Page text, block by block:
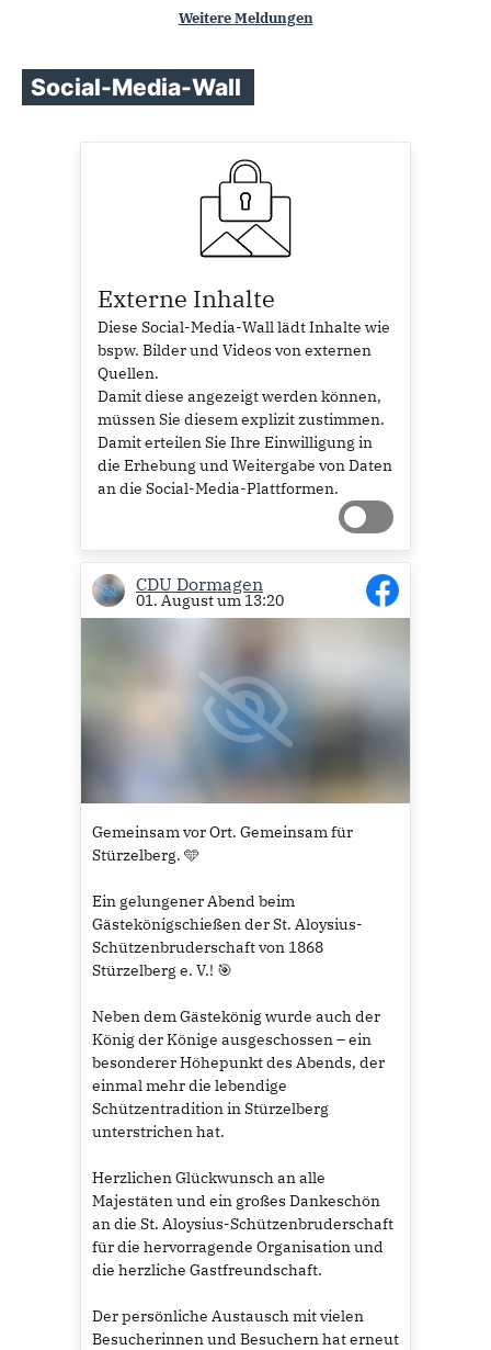
Weitere Meldungen
Social-Media-Wall
Externe Inhalte
Diese Social-Media-Wall lädt Inhalte wie
bspw. Bilder und Videos von externen
Quellen.
Damit diese angezeigt werden können,
müssen Sie diesem explizit zustimmen.
Damit erteilen Sie Ihre Einwilligung in
die Erhebung und Weitergabe von Daten
an die Social-Media-Plattformen.
CDU Dormagen
01. August um 13:20
Gemeinsam vor Ort. Gemeinsam für
Stürzelberg. 🩵
Ein gelungener Abend beim
Gästekönigschießen der St. Aloysius-
Schützenbruderschaft von 1868
Stürzelberg e. V.! 🎯
Neben dem Gästekönig wurde auch der
König der Könige ausgeschossen – ein
besonderer Höhepunkt des Abends, der
einmal mehr die lebendige
Schützentradition in Stürzelberg
unterstrichen hat.
Herzlichen Glückwunsch an alle
Majestäten und ein großes Dankeschön
an die St. Aloysius-Schützenbruderschaft
für die hervorragende Organisation und
die herzliche Gastfreundschaft.
Der persönliche Austausch mit vielen
Besucherinnen und Besuchern hat erneut